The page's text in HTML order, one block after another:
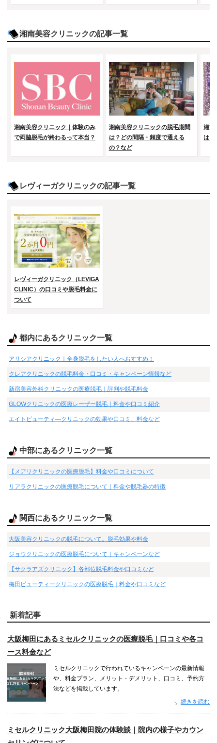
湘南美容クリニックの記事一覧
湘南美容クリニック｜体験のみ
で両脇脱毛が終わるって本当？
湘南美容クリニックの脱毛期間
は？どの間隔・頻度で通える
の？など
湘南
は？
レヴィーガクリニックの記事一覧
レヴィーガクリニック（LEVIGA
CLINIC）の口コミや脱毛料金に
ついて
都内にあるクリニック一覧
アリシアクリニック｜全身脱毛をしたい人へおすすめ！
クレアクリニックの脱毛料金・口コミ・キャンペーン情報など
新宿美容外科クリニックの医療脱毛｜評判や脱毛料金
GLOWクリニックの医療レーザー脱毛｜料金や口コミ紹介
エイトビューティ―クリニックの効果や口コミ、料金など
中部にあるクリニック一覧
【メアリクリニックの医療脱毛】料金や口コミについて
リアラクリニックの医療脱毛について｜料金や脱毛器の特徴
関西にあるクリニック一覧
大阪美容クリニックの脱毛について。脱毛効果や料金
ジョウクリニックの医療脱毛について｜キャンペーンなど
【サクラアズクリニック】各部位脱毛料金や口コミなど
梅田ビューティークリニックの医療脱毛｜料金や口コミなど
新着記事
大阪梅田にあるミセルクリニックの医療脱毛｜口コミや各コ
ース料金など
ミセルクリニックで行われているキャンペーンの最新情報
や、料金プラン、メリット・デメリット、口コミ、予約方
法などを掲載しています。
続きを読む
ミセルクリニック大阪梅田院の体験談｜院内の様子やカウン